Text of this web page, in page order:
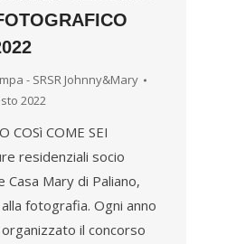
- SRSR Johnny&Mary
2022
COSì COME SEI
residenziali socio
Casa Mary di Paliano,
fotografia. Ogni anno
il concorso